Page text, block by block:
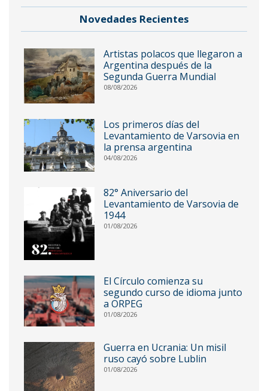
Novedades Recientes
Artistas polacos que llegaron a
Argentina después de la
Segunda Guerra Mundial
08/08/2026
Los primeros días del
Levantamiento de Varsovia en
la prensa argentina
04/08/2026
82° Aniversario del
Levantamiento de Varsovia de
1944
01/08/2026
El Círculo comienza su
segundo curso de idioma junto
a ORPEG
01/08/2026
Guerra en Ucrania: Un misil
ruso cayó sobre Lublin
01/08/2026